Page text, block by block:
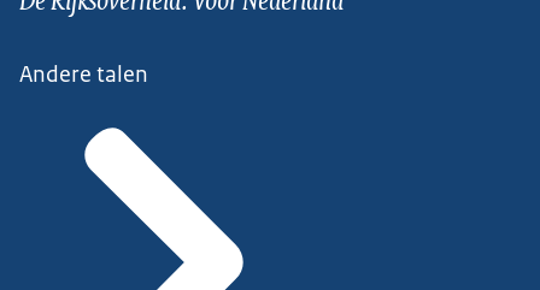
Andere talen